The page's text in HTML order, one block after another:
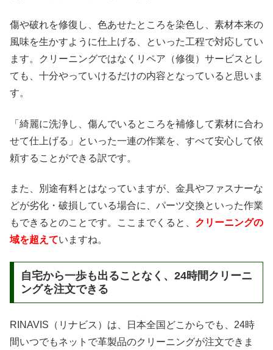
傷や破れを修復し、色あせたところを染色し、素材本来の
風味を生かすように仕上げる、といった工程で対応してい
ます。クリーニングではなくリペア（修復）サービスとし
ても、十分やっていけるだけの内容となっていると思いま
す。
「綺麗に洗浄し、傷んでいるところを補修して素材に合わ
せて仕上げる」といった一連の作業を、すべて安心して依
頼することができる訳です。
また、別途有料とはなっていますが、金具やファスナーな
どが劣化・破損している場合に、パーツ交換といった作業
もできるとのことです。ここまでくると、 クリーニングの
域を超えていますね。
自宅から一歩も出ることなく、24時間クリーニ
ングを注文できる
RINAVIS（リナビス）は、日本全国どこからでも、24時
間いつでもネットで革製品のクリーニングが注文できま